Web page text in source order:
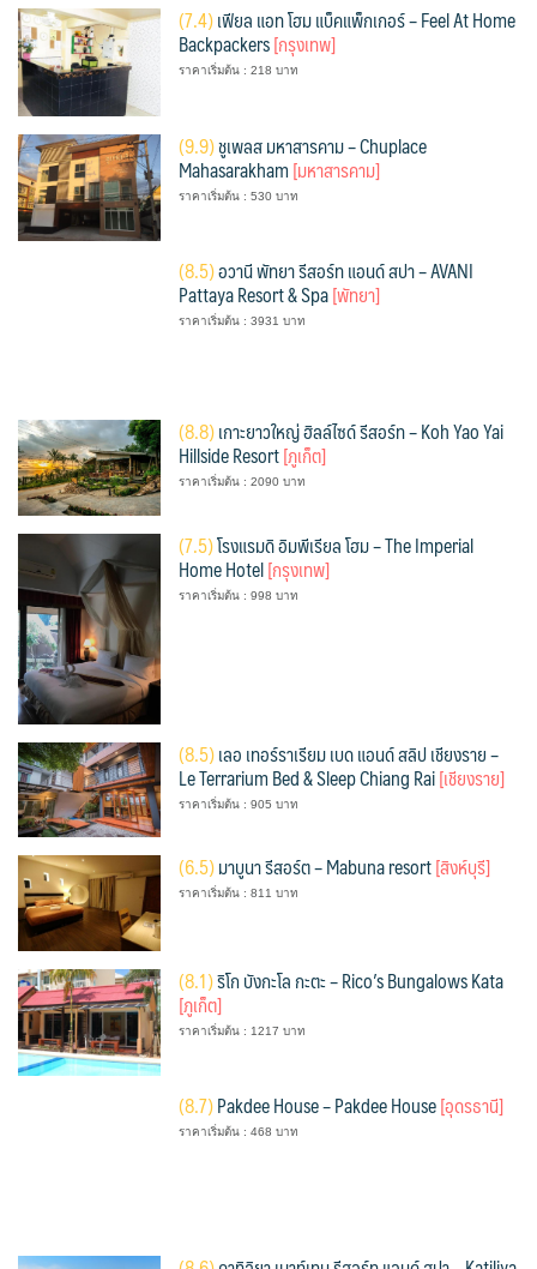
(7.4)เฟียล แอท โฮม แบ็คแพ็กเกอร์ – Feel At Home
Backpackers[กรุงเทพ]
ราคาเริ่มต้น : 218 บาท
(9.9)ชูเพลส มหาสารคาม – Chuplace
Mahasarakham[มหาสารคาม]
ราคาเริ่มต้น : 530 บาท
(8.5)อวานี พัทยา รีสอร์ท แอนด์ สปา – AVANI
Pattaya Resort & Spa[พัทยา]
ราคาเริ่มต้น : 3931 บาท
(8.8)เกาะยาวใหญ่ ฮิลล์ไซด์ รีสอร์ท – Koh Yao Yai
Hillside Resort[ภูเก็ต]
ราคาเริ่มต้น : 2090 บาท
(7.5)โรงแรมดิ อิมพีเรียล โฮม – The Imperial
Home Hotel[กรุงเทพ]
ราคาเริ่มต้น : 998 บาท
(8.5)เลอ เทอร์ราเรียม เบด แอนด์ สลิป เชียงราย –
Le Terrarium Bed & Sleep Chiang Rai[เชียงราย]
ราคาเริ่มต้น : 905 บาท
(6.5)มาบูนา รีสอร์ต – Mabuna resort[สิงห์บุรี]
ราคาเริ่มต้น : 811 บาท
(8.1)ริโก บังกะโล กะตะ – Rico’s Bungalows Kata
[ภูเก็ต]
ราคาเริ่มต้น : 1217 บาท
(8.7)Pakdee House – Pakdee House[อุดรธานี]
ราคาเริ่มต้น : 468 บาท